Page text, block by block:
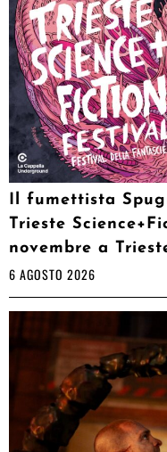
Il fumettista
Trieste
novembre a
6 AGOSTO 2026